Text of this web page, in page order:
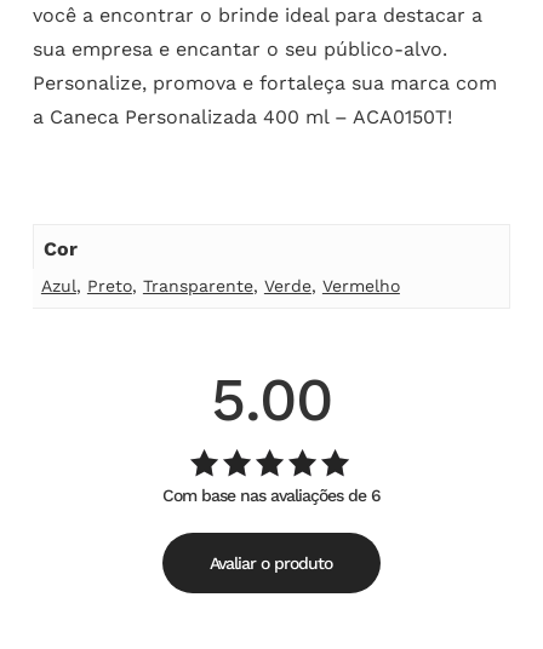
você a encontrar o brinde ideal para destacar a
sua empresa e encantar o seu público-alvo.
Personalize, promova e fortaleça sua marca com
a Caneca Personalizada 400 ml – ACA0150T!
Cor
Azul, Preto, Transparente, Verde, Vermelho
5.00
Avaliação
5.00de
5
Com base nas avaliações de 6
Avaliar o produto